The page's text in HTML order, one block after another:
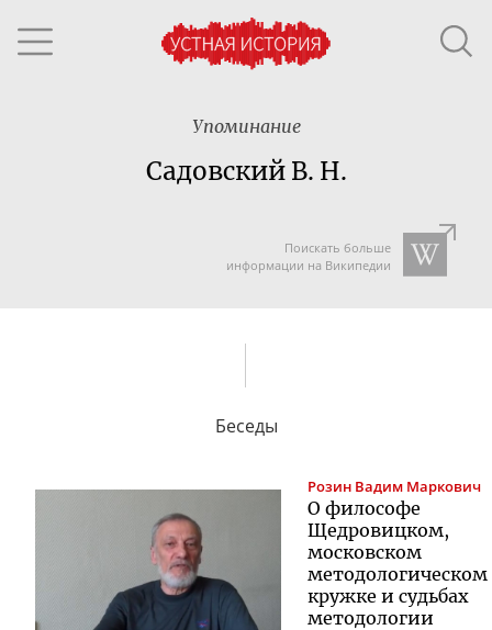
Упоминание
Садовский В. Н.
Поискать больше
информации на Википедии
Беседы
Розин Вадим Маркович
О философе
Щедровицком,
московском
методологическом
кружке и судьбах
методологии